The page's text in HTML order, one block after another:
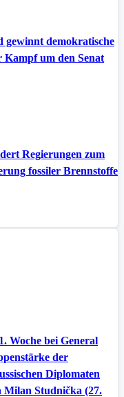
gewinnt demokratische
Kampf um den Senat
Regierungen zum
fossiler Brennstoffe
Woche bei General
der
Diplomaten
Milan Studnička (27.